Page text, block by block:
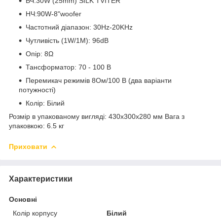
НЧ:90W-8"woofer
Частотний діапазон: 30Hz-20KHz
Чутливість (1W/1M): 96dB
Опір: 8Ω
Тансформатор: 70 - 100 В
Перемикач режимів 8Ом/100 В (два варіанти
потужності)
Колір: Білий
Розмір в упакованому вигляді: 430x300x280 мм Вага з
упаковкою: 6.5 кг
Приховати
Характеристики
Основні
Колір корпусу
Білий